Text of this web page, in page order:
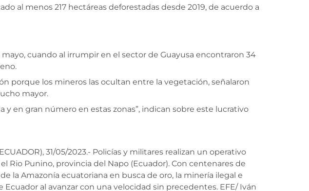
al menos 217 hectáreas deforestadas desde 2019, de acuerdo a
cuando al irrumpir en el sector de Guayusa encontraron 34
porque los mineros las ocultan entre la vegetación, señalaron
mayor.
en gran número en estas zonas”, indican sobre este lucrativo